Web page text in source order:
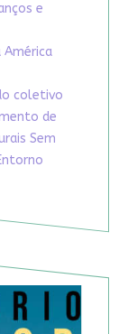
e
coletivo
de
Sem